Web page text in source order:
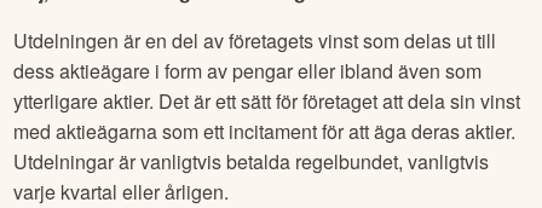
Utdelningen är en del av företagets vinst som delas ut till
dess aktieägare i form av pengar eller ibland även som
ytterligare aktier. Det är ett sätt för företaget att dela sin vinst
med aktieägarna som ett incitament för att äga deras aktier.
Utdelningar är vanligtvis betalda regelbundet, vanligtvis
varje kvartal eller årligen.